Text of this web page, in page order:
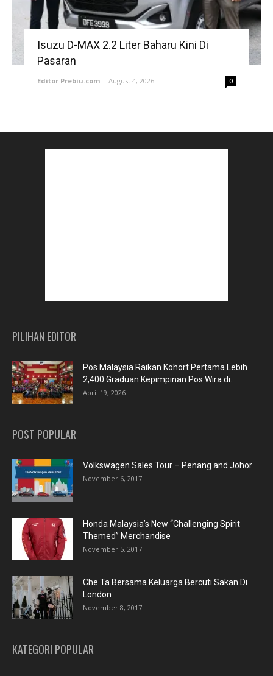
Isuzu D-MAX 2.2 Liter Baharu Kini Di
Pasaran
Editor Prebiu.com - August 4, 2026 0
PILIHAN EDITOR
Pos Malaysia Raikan Kohort Pertama Lebih
2,400 Graduan Kepimpinan Pos Wira di...
April 19, 2026
POST POPULAR
Volkswagen Sales Tour – Penang and Johor
November 6, 2017
Honda Malaysia’s New “Challenging Spirit
Themed” Merchandise
November 5, 2017
Che Ta Bersama Keluarga Bercuti Sakan Di
London
November 8, 2017
KATEGORI POPULAR